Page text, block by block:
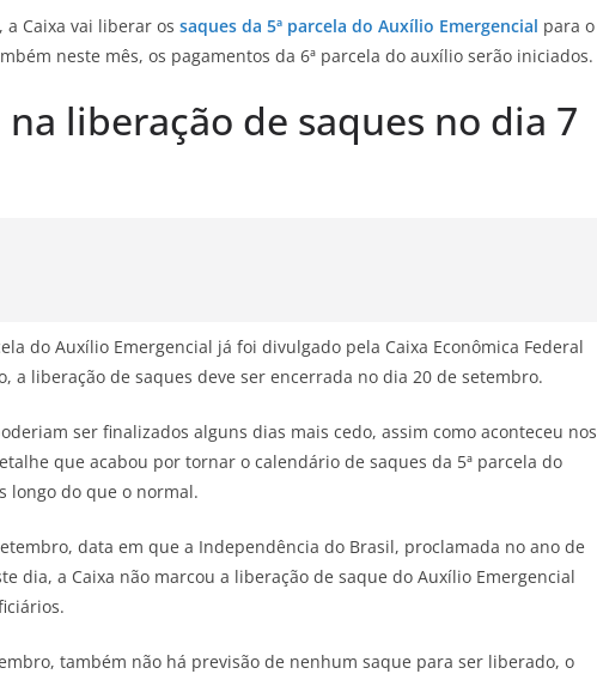
a Caixa vai liberar os saques da 5ª parcela do Auxílio Emergencial para o
neste mês, os pagamentos da 6ª parcela do auxílio serão iniciados.
na liberação de saques no dia 7
do Auxílio Emergencial já foi divulgado pela Caixa Econômica Federal
a liberação de saques deve ser encerrada no dia 20 de setembro.
ser finalizados alguns dias mais cedo, assim como aconteceu nos
que acabou por tornar o calendário de saques da 5ª parcela do
longo do que o normal.
data em que a Independência do Brasil, proclamada no ano de
dia, a Caixa não marcou a liberação de saque do Auxílio Emergencial
também não há previsão de nenhum saque para ser liberado, o